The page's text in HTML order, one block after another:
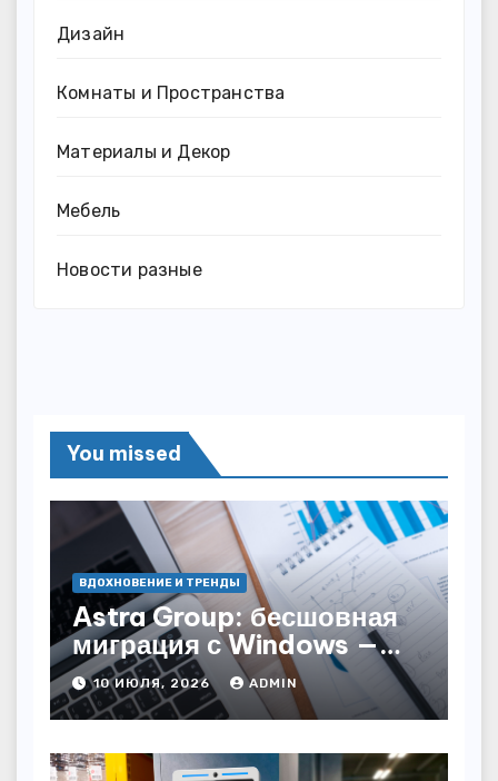
Дизайн
Комнаты и Пространства
Материалы и Декор
Мебель
Новости разные
You missed
ВДОХНОВЕНИЕ И ТРЕНДЫ
Astra Group: бесшовная
миграция с Windows —
как сохранить бизнес-
непрерывность
10 ИЮЛЯ, 2026 ADMIN